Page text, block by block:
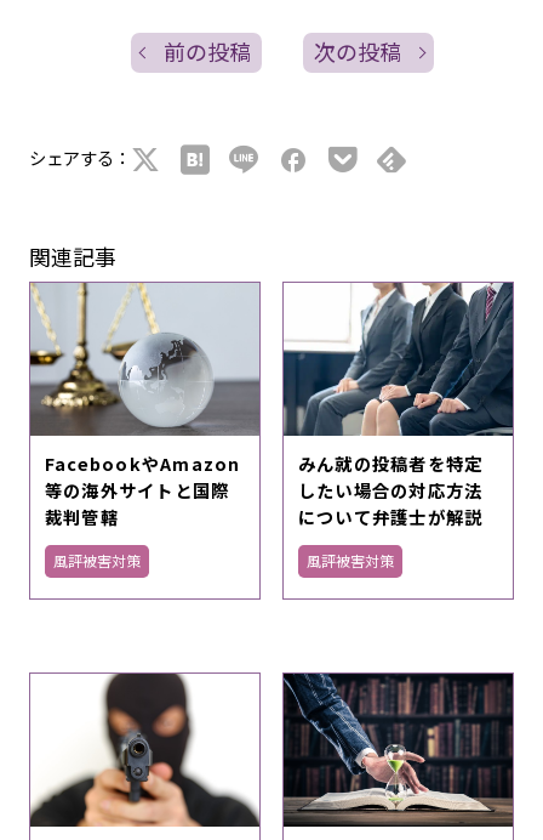
前の投稿 次の投稿
シェアする：
関連記事
FacebookやAmazon
等の海外サイトと国際
裁判管轄
風評被害対策
みん就の投稿者を特定
したい場合の対応方法
について弁護士が解説
風評被害対策